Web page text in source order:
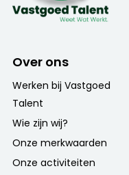
Over ons
Werken bij Vastgoed
Talent
Wie zijn wij?
Onze merkwaarden
Onze activiteiten